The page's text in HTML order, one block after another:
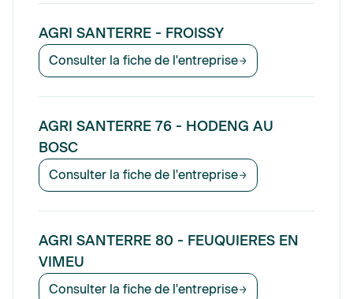
AGRI SANTERRE - FROISSY
Consulter la fiche de l'entreprise
AGRI SANTERRE 76 - HODENG AU
BOSC
Consulter la fiche de l'entreprise
AGRI SANTERRE 80 - FEUQUIERES EN
VIMEU
Consulter la fiche de l'entreprise